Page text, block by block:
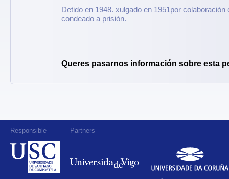
Detido en 1948. xulgado en 1951por colaboración
condeado a prisión.
Queres pasarnos información sobre esta
Responsible Partners